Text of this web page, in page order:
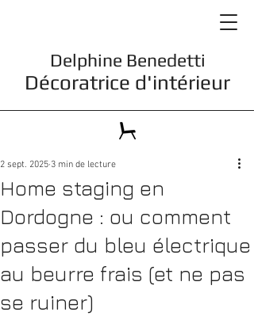
Delphine Benedetti
Décoratrice d'intérieur
Home staging en
Dordogne : ou comment
passer du bleu électrique
au beurre frais (et ne pas
se ruiner)
2 sept. 2025 3 min de lecture